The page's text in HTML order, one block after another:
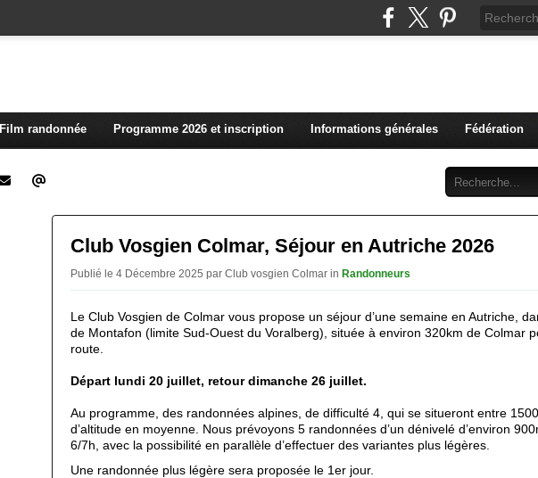
Film randonnée Programme 2026 et inscription Informations générales Fédération
Club Vosgien Colmar, Séjour en Autriche 2026
Publié le 4 Décembre 2025 par Club vosgien Colmar in Randonneurs
Le Club Vosgien de Colmar vous propose un séjour d’une semaine en Autriche,
de Montafon (limite Sud-Ouest du Voralberg), située à environ 320km de Colmar
route.
Départ lundi 20 juillet, retour dimanche 26 juillet.
Au programme, des randonnées alpines, de difficulté 4, qui se situeront entre
d’altitude en moyenne. Nous prévoyons 5 randonnées d’un dénivelé d’environ
6/7h, avec la possibilité en parallèle d’effectuer des variantes plus légères.
Une randonnée plus légère sera proposée le 1er jour.